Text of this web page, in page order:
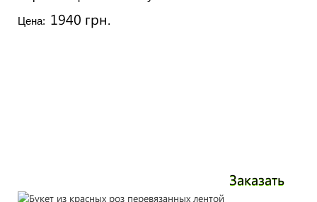
Цена: 1940 грн.
Заказать